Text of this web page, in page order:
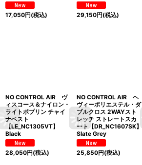
17,050円(税込) 29,150円(税込)
NO CONTROL AIR ヴ
ィスコース＆ナイロン・
ライトポプリン チャイ
ナベスト
【LE_NC1305VT】
Black
28,050円(税込)
NO CONTROL AIR ヘ
ヴィーポリエステル・ダ
ブルクロス 2WAYスト
レッチ ストレートスカ
ート【DR_NC1607SK】
Slate Grey
25,850円(税込)